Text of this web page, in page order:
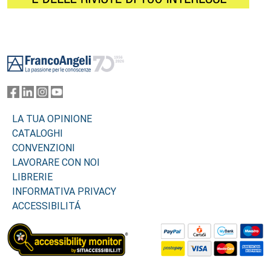
LA TUA OPINIONE
CATALOGHI
CONVENZIONI
LAVORARE CON NOI
LIBRERIE
INFORMATIVA PRIVACY
ACCESSIBILITÁ